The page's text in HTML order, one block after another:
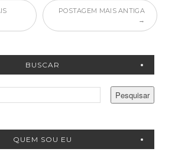
POSTAGEM MAIS ANTIGA
→
BUSCAR
QUEM SOU EU